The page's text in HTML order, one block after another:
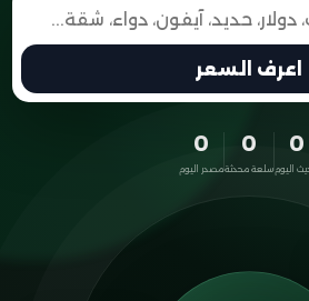
اعرف السعر
0
اليوم
0
سلعة محدثة
0
مصدر اليوم